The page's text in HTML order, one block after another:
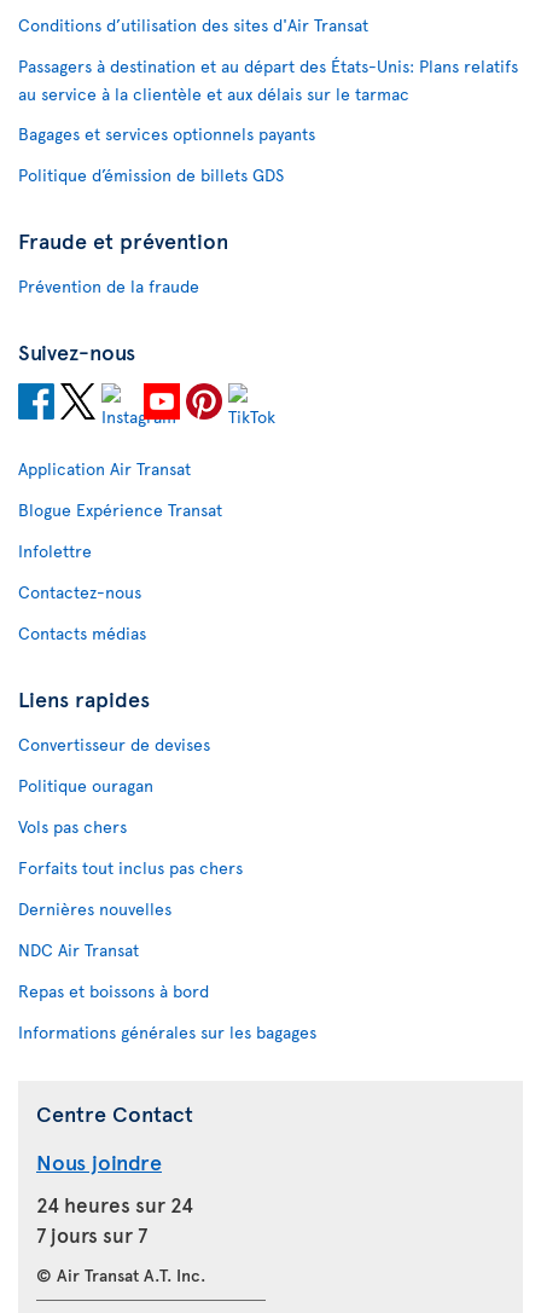
Conditions d’utilisation des sites d'Air Transat
Passagers à destination et au départ des États-Unis: Plans relatifs
au service à la clientèle et aux délais sur le tarmac
Bagages et services optionnels payants
Politique d’émission de billets GDS
Fraude et prévention
Prévention de la fraude
Suivez-nous
Application Air Transat
Blogue Expérience Transat
Infolettre
Contactez-nous
Contacts médias
Liens rapides
Convertisseur de devises
Politique ouragan
Vols pas chers
Forfaits tout inclus pas chers
Dernières nouvelles
NDC Air Transat
Repas et boissons à bord
Informations générales sur les bagages
Centre Contact
Nous joindre
24 heures sur 24
7 jours sur 7
© Air Transat A.T. Inc.